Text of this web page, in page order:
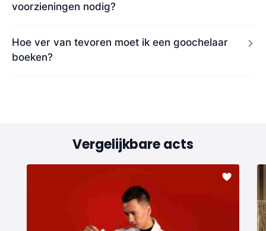
voorzieningen nodig?
Hoe ver van tevoren moet ik een goochelaar
boeken?
Vergelijkbare acts